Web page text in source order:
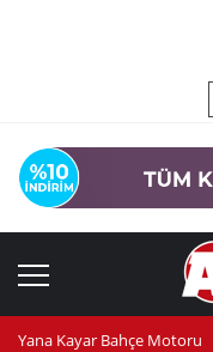
Yana Kayar Bahçe Motoru